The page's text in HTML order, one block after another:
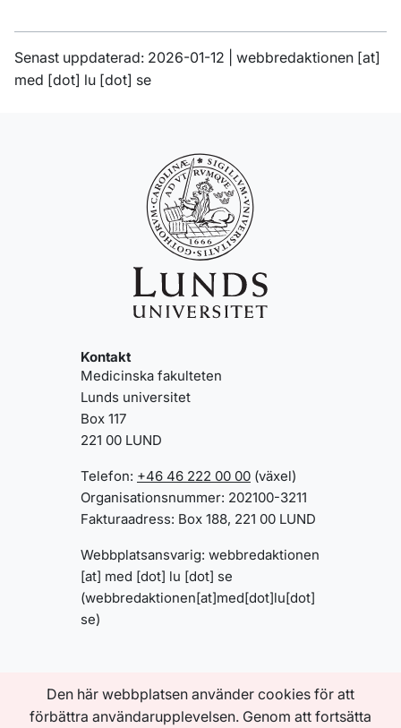
Den här webbplatsen använder cookies för att
förbättra användarupplevelsen. Genom att fortsätta
Senast uppdaterad: 2026-01-12 | webbredaktionen [at]
med [dot] lu [dot] se
Kontakt
Medicinska fakulteten
Lunds universitet
Box 117
221 00 LUND
Telefon: +46 46 222 00 00 (växel)
Organisationsnummer: 202100-3211
Fakturaadress: Box 188, 221 00 LUND
Webbplatsansvarig: webbredaktionen
[at] med [dot] lu [dot] se
(webbredaktionen[at]med[dot]lu[dot]
se)
TIllgänglighetsredogörelse